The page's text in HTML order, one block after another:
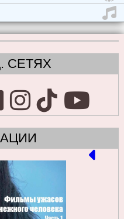
СЕТЯХ